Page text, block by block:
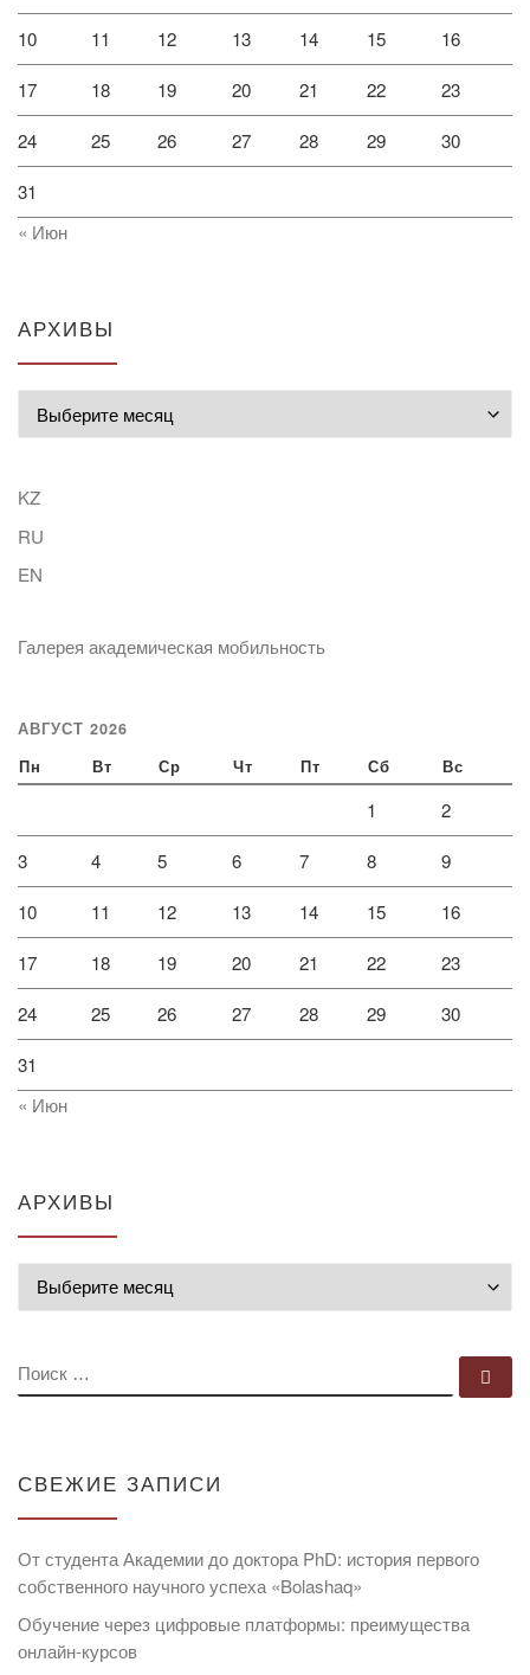
10 11 12 13 14 15 16
17 18 19 20 21 22 23
24 25 26 27 28 29 30
31
« Июн
АРХИВЫ
KZ
RU
EN
Галерея академическая мобильность
АВГУСТ 2026
Пн Вт Ср Чт Пт Сб Вс
1 2
3 4 5 6 7 8 9
10 11 12 13 14 15 16
17 18 19 20 21 22 23
24 25 26 27 28 29 30
31
« Июн
АРХИВЫ
ПОИСК
СВЕЖИЕ ЗАПИСИ
От студента Академии до доктора PhD: история первого
собственного научного успеха «Bolashaq»
Обучение через цифровые платформы: преимущества
онлайн-курсов